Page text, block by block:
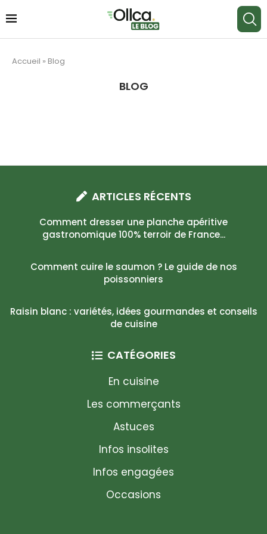
Accueil » Blog
BLOG
ARTICLES RÉCENTS
Comment dresser une planche apéritive
gastronomique 100% terroir de France...
Comment cuire le saumon ? Le guide de nos
poissonniers
Raisin blanc : variétés, idées gourmandes et conseils
de cuisine
CATÉGORIES
En cuisine
Les commerçants
Astuces
Infos insolites
Infos engagées
Occasions